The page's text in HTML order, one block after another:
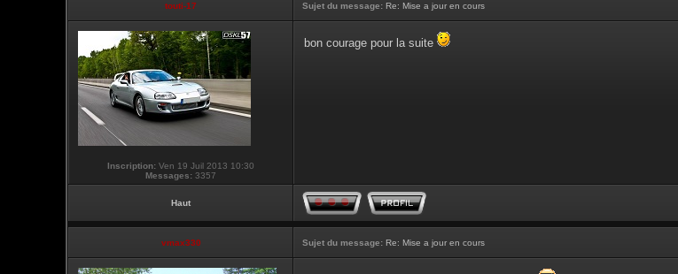
touti-17 Sujet du message: Re: Mise a jour en cours
Inscription: Ven 19 Juil 2013 10:30
Messages: 3357
bon courage pour la suite
Haut
vmax330 Sujet du message: Re: Mise a jour en cours